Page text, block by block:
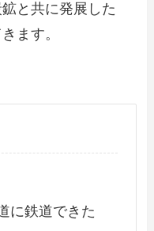
と共に発展した
ます。
に鉄道できた